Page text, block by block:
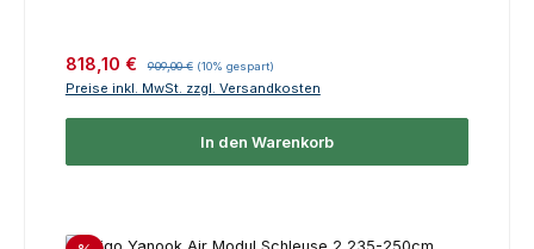
Verkaufspreis:
818,10 € Regulärer Preis:
909,00 € (10% gespart)
Preise inkl. MwSt. zzgl. Versandkosten
In den Warenkorb